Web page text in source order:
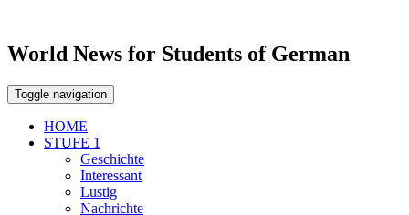
World News for Students of German
Toggle navigation
HOME
STUFE 1
Geschichte
Interessant
Lustig
Nachrichte